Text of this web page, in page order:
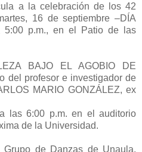
a la celebración de los 42
16 de septiembre –DÍA
5:00 p.m., en el Patio de las
BAJO EL AGOBIO DE
del profesor e investigador de
MARIO GONZÁLEZ, ex
las 6:00 p.m. en el auditorio
de la Universidad.
de Danzas de Unaula,